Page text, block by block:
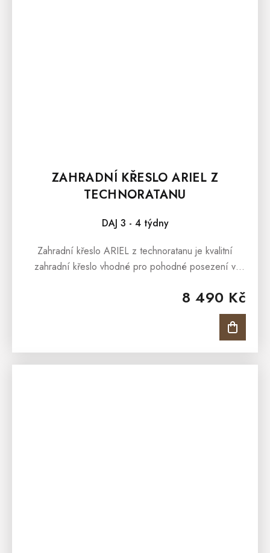
ZAHRADNÍ KŘESLO ARIEL Z
TECHNORATANU
DAJ 3 - 4 týdny
8 490 Kč
Zahradní křeslo ARIEL z technoratanu je kvalitní
zahradní křeslo vhodné pro pohodné posezení v
zahrady. Moderní estetika a...